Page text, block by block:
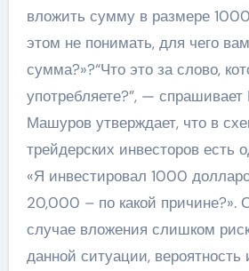
вложить сумму в размере
этом не понимать, для чего
сумма?»?“Что это за слово,
употребляете?”, —
Машуров утверждает, что в
трейдерских инвесторов есть
«Я инвестировал 1000
20,000 – по какой причине?».
случае вложения слишком
данной ситуации, вероятность